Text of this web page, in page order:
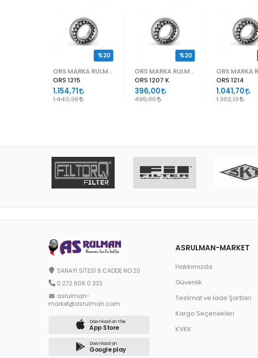
ORS 1215
1.154,71
1.443,39
%20
ORS 1207 K
396,00
495,00
%20
ORS 1214
1.041,70
1.302,13
SANAYİ SİTESİ 9.CADDE NO:20
0 272 606 0 333
asrulman-
market@asrulman.com
Download on the
App Store
Download on
Google play
ASRULMAN-MARKET
Hakkımızda
Güvenlik
Teslimat ve İade Şartları
Kargo Seçenekleri
KVKK